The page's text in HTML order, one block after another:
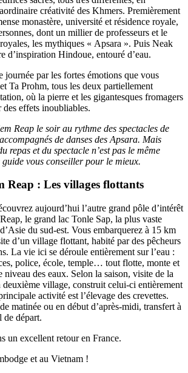
créativité des Khmers. Premièrement
monastère, université et résidence royale,
dont un millier de professeurs et le
les mythiques « Apsara ». Puis Neak
d’inspiration Hindoue, entouré d’eau.
journée par les fortes émotions que vous
Ta Prohm, tous les deux partiellement
où la pierre et les gigantesques fromagers
des effets inoubliables.
Reap le soir au rythme des spectacles de
de danses des Apsara. Mais
repas et du spectacle n’est pas le même
vous conseiller pour le mieux.
Reap : Les villages flottants
aujourd’hui l’autre grand pôle d’intérêt
le grand lac Tonle Sap, la plus vaste
du sud-est. Vous embarquerez à 15 km
d’un village flottant, habité par des pêcheurs
La vie ici se déroule entièrement sur l’eau :
police, école, temple… tout flotte, monte et
niveau des eaux. Selon la saison, visite de la
deuxième village, construit celui-ci entièrement
activité est l’élevage des crevettes.
matinée ou en début d’après-midi, transfert à
de départ.
un excellent retour en France.
et au Vietnam !